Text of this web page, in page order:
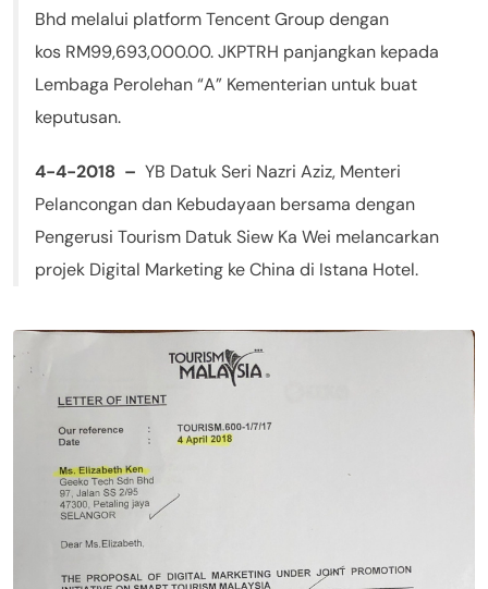
Bhd melalui platform Tencent Group dengan
kos RM99,693,000.00. JKPTRH panjangkan kepada
Lembaga Perolehan “A” Kementerian untuk buat
keputusan.
4-4-2018 – YB Datuk Seri Nazri Aziz, Menteri
Pelancongan dan Kebudayaan bersama dengan
Pengerusi Tourism Datuk Siew Ka Wei melancarkan
projek Digital Marketing ke China di Istana Hotel.